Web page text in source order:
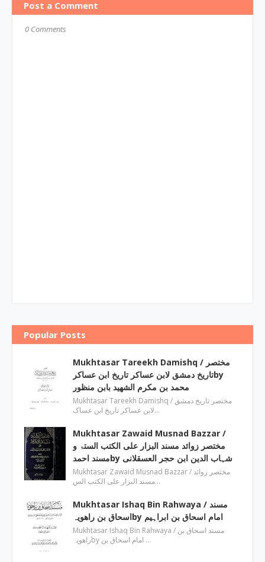
Post a Comment
0 Comments
Popular Posts
Mukhtasar Tareekh Damishq ‎/ مختصر
تاریخ دمشق لابن عساکر تاریخ ابن عساکرby
‎محمد بن مکرم الشھید بابن منظور
Mukhtasar Tareekh Damishq ‎/ مختصر تاریخ دمشق
لابن عساکر تاریخ ابن عساک…
Mukhtasar Zawaid Musnad Bazzar ‎/
مختصر زوائد مسند البزار علی الکتب الستۃ و
مسند احمدby ‎شہاب الدین ابن حجر العسقلانی
Mukhtasar Zawaid Musnad Bazzar ‎/ مختصر زوائد
مسند البزار علی الکتب الس…
Mukhtasar Ishaq Bin Rahwaya ‎/ مسند
اسحاق بن راھویہby ‎امام اسحاق بن ابراہیم
Mukhtasar Ishaq Bin Rahwaya ‎/ مسند اسحاق بن
راھویہby ‎امام اسحاق بن …